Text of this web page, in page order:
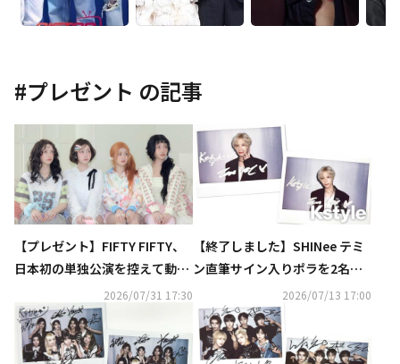
#プレゼント の記事
【プレゼント】FIFTY FIFTY、
日本初の単独公演を控えて動画
メッセージが到着！直筆サイン
入りチェキを各1名様に
2026/07/31 17:30
【終了しました】SHINee テミ
ン直筆サイン入りポラを2名様
に！「Kstyle PARTY 2026」DA
Y1出演
2026/07/13 17:00